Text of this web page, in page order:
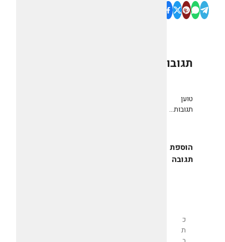
תגובות
טוען
תגובות...
הוספת
תגובה